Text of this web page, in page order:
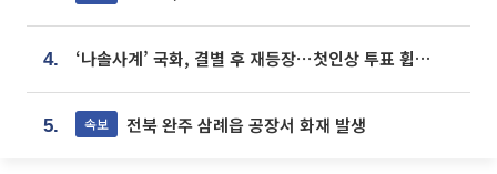
4. ‘나솔사계’ 국화, 결별 후 재등장⋯첫인상 투표 휩쓸고 ‘인기녀’ 등극
5. 속보 전북 완주 삼례읍 공장서 화재 발생